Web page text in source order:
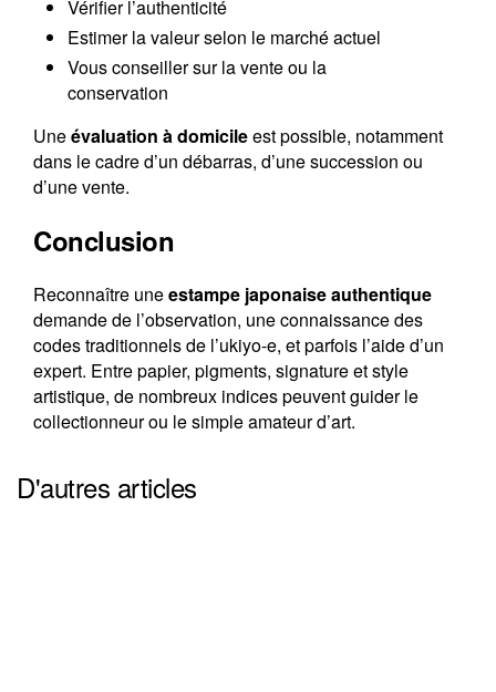
Vérifier l’authenticité
Estimer la valeur selon le marché actuel
Vous conseiller sur la vente ou la
conservation
Uneévaluation à domicileest possible, notamment
dans le cadre d’un débarras, d’une succession ou
d’une vente.
Conclusion
Reconnaître uneestampe japonaise authentique
demande de l’observation, une connaissance des
codes traditionnels de l’ukiyo-e, et parfois l’aide d’un
expert. Entre papier, pigments, signature et style
artistique, de nombreux indices peuvent guider le
collectionneur ou le simple amateur d’art.
D'autres articles